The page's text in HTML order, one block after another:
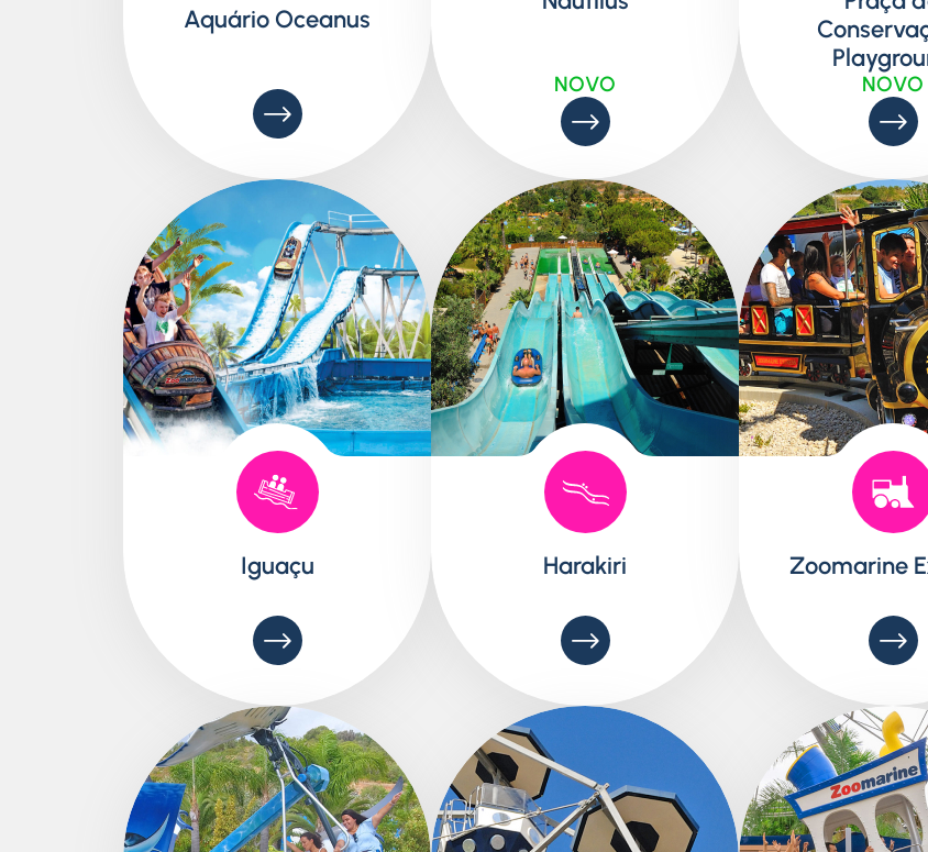
Aquário Oceanus
NOVO NOVO
Iguaçu Harakiri Zoomarine